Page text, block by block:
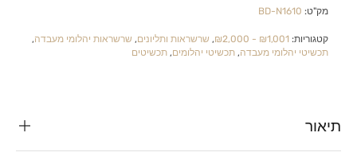
מק"ט: BD-N1610
קטגוריות: ₪1,001 - ₪2,000
, שרשראות ותליונים, שרשראות יהלומי מעבדה,
תכשיטי יהלומי מעבדה,תכשיטי יהלומים,תכשיטים
תיאור